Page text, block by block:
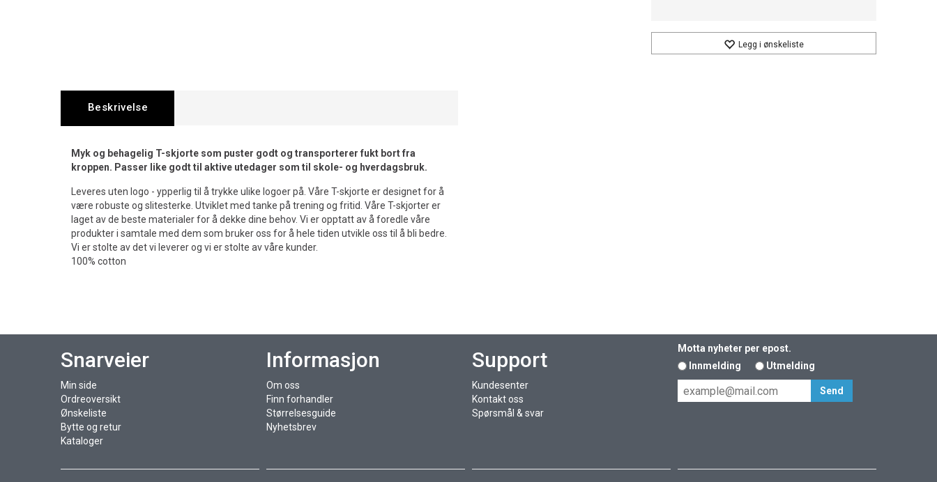
Legg i ønskeliste
Beskrivelse
Myk og behagelig T-skjorte som puster godt og transporterer fukt bort fra
kroppen. Passer like godt til aktive utedager som til skole- og hverdagsbruk.
Leveres uten logo - ypperlig til å trykke ulike logoer på. Våre T-skjorte er designet for å
være robuste og slitesterke. Utviklet med tanke på trening og fritid. Våre T-skjorter er
laget av de beste materialer for å dekke dine behov. Vi er opptatt av å foredle våre
produkter i samtale med dem som bruker oss for å hele tiden utvikle oss til å bli bedre.
Vi er stolte av det vi leverer og vi er stolte av våre kunder.
100% cotton
Snarveier
Min side
Ordreoversikt
Ønskeliste
Bytte og retur
Kataloger
Informasjon
Om oss
Finn forhandler
Størrelsesguide
Nyhetsbrev
Support
Kundesenter
Kontakt oss
Spørsmål & svar
Motta nyheter per epost.
Innmelding
Utmelding